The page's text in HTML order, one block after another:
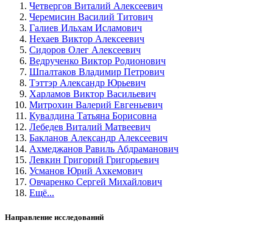
Четвергов Виталий Алексеевич
Черемисин Василий Титович
Галиев Ильхам Исламович
Нехаев Виктор Алексеевич
Сидоров Олег Алексеевич
Ведрученко Виктор Родионович
Шпалтаков Владимир Петрович
Тэттэр Александр Юрьевич
Харламов Виктор Васильевич
Митрохин Валерий Евгеньевич
Кувалдина Татьяна Борисовна
Лебедев Виталий Матвеевич
Бакланов Александр Алексеевич
Ахмеджанов Равиль Абдраманович
Левкин Григорий Григорьевич
Усманов Юрий Ахкемович
Овчаренко Сергей Михайлович
Ещё...
Направление исследований